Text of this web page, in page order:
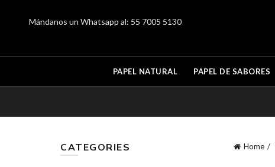
Mándanos un Whatsapp al: 55 7005 5130
PAPEL NATURAL PAPEL DE SABORES
Home
CATEGORIES